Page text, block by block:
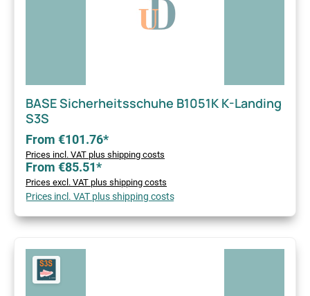
BASE Sicherheitsschuhe B1051K K-Landing
S3S
From €101.76*
Prices incl. VAT plus shipping costs
From €85.51*
Prices excl. VAT plus shipping costs
Prices incl. VAT plus shipping costs